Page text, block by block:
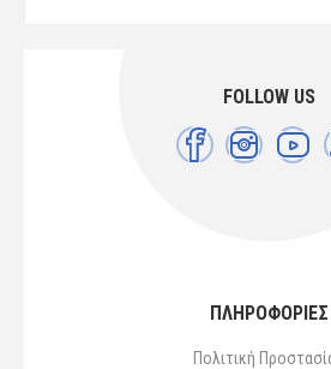
FOLLOW US
ΠΛΗΡΟΦΟΡΙΕΣ
Πολιτική